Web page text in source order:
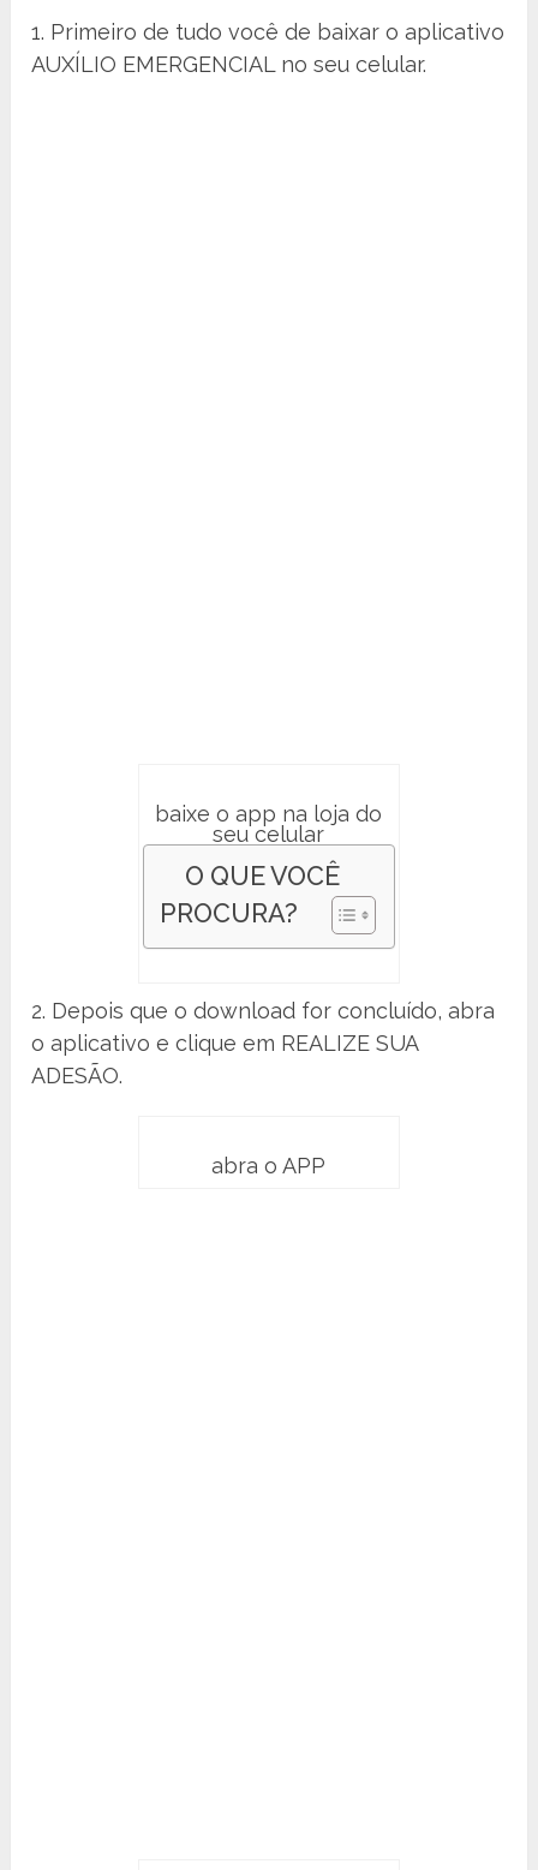
1. Primeiro de tudo você de baixar o aplicativo
AUXÍLIO EMERGENCIAL no seu celular.
baixe o app na loja do
seu celular
O QUE VOCÊ
PROCURA?
2. Depois que o download for concluído, abra
o aplicativo e clique em REALIZE SUA
ADESÃO.
abra o APP